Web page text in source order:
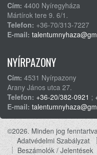
Cím: 4400 Nyíregyháza
Mártírok tere 9. 6/1.
Telefon: +36-70/313-7227
E-mail:
NYÍRPAZONY
Cím: 4531 Nyírpazony
Arany János utca 27.
Telefon: +36-20/382-0921 ;
E-mail:
©2026. Minden jog
Footer
Adatvédelmi Szabályzat
Beszámolók / Jelentések